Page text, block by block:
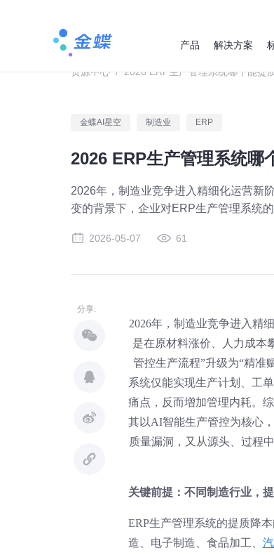
产品 解决方案
资源中心 / 2026 ERP生产管理系统哪个能提
金蝶AI星空 制造业 ERP
2026 ERP生产管理系统哪
2026年，制造业竞争进入精细化运营新
变的背景下，企业对ERP生产管理系统的
2026-05-07 61
分享:
2026年，制造业竞争进入精
是在原材料涨价、人力成本
管控生产流程”升级为“精准
系统仅能实现生产计划、工
痛点，反而增加管理内耗。
其以AI智能生产管控为核心
质量漏洞，又从源头、过程
关键前提：不同制造行业，
ERP生产管理系统的提质降
造、电子制造、食品加工、